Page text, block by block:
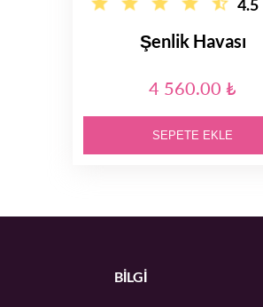
4.5
Şenlik Havası
4 560.00 ₺
SEPETE EKLE
BİLGİ